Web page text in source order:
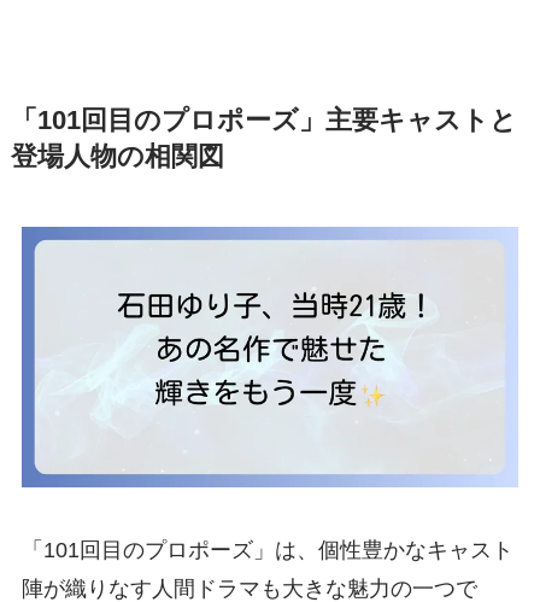
「101回目のプロポーズ」主要キャストと
登場人物の相関図
「101回目のプロポーズ」は、個性豊かなキャスト
陣が織りなす人間ドラマも大きな魅力の一つで